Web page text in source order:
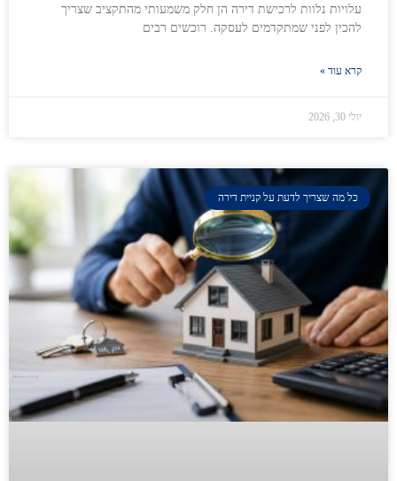
עלויות נלוות לרכישת דירה הן חלק משמעותי מהתקציב שצריך
להכין לפני שמתקדמים לעסקה. רוכשים רבים
קרא עוד »
יולי 30, 2026
כל מה שצריך לדעת על קניית דירה